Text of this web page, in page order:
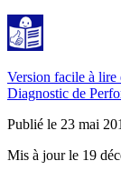
Version facile à lire
Diagnostic de
Publié le 23 mai
Mis à jour le 19